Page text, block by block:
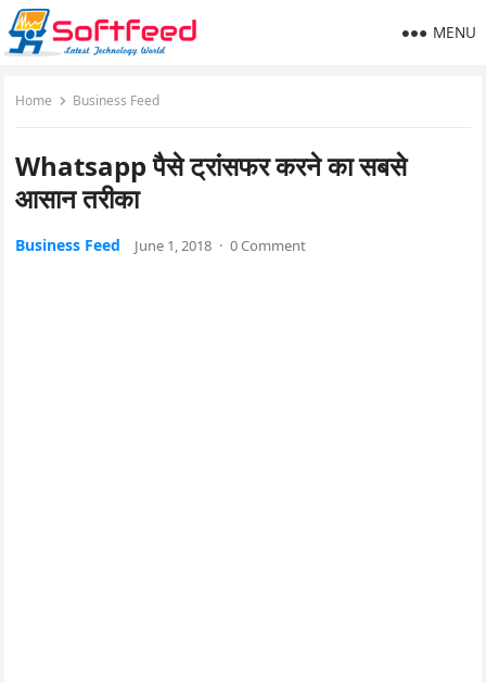
MENU
Home Business Feed
Whatsapp पैसे ट्रांसफर करने का सबसे
आसान तरीका
Business Feed June 1, 2018 · 0 Comment